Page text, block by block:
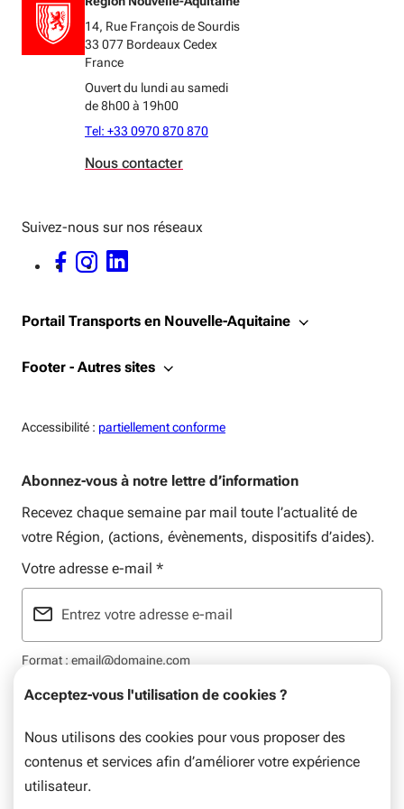
Acceptez-vous l'utilisation de cookies ?
Nous utilisons des cookies pour vous proposer des
contenus et services afin d’améliorer votre expérience
utilisateur.
14, Rue François de Sourdis
33 077 Bordeaux Cedex
France
Ouvert du lundi au samedi
de 8h00 à 19h00
Tel: +33 0970 870 870
Nous contacter
Suivez-nous sur nos réseaux
FACEBOOK - OUVERTURE DANS UNE NOUVELLE FENÊTRE
INSTAGRAM - OUVERTURE DANS UNE NOUVELLE FENÊTRE
LINKEDIN - OUVERTURE DANS UNE NOUVELLE FENÊTRE
Portail Transports en Nouvelle-Aquitaine
Footer - Autres sites
Accessibilité : Accessiblité:
partiellement conforme
Abonnez-vous à notre lettre d’information
Recevez chaque semaine par mail toute l’actualité de
votre Région, (actions, évènements, dispositifs d’aides).
Votre adresse e-mail *
Format : email@domaine.com
Mentions légales